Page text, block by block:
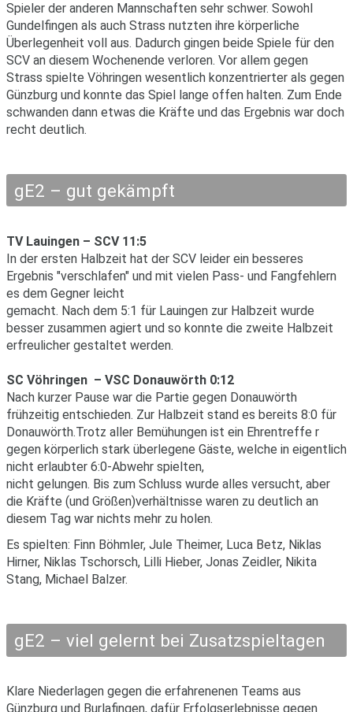
Spieler der anderen Mannschaften sehr schwer. Sowohl
Gundelfingen als auch Strass nutzten ihre körperliche
Überlegenheit voll aus. Dadurch gingen beide Spiele für den
SCV an diesem Wochenende verloren. Vor allem gegen
Strass spielte Vöhringen wesentlich konzentrierter als gegen
Günzburg und konnte das Spiel lange offen halten. Zum Ende
schwanden dann etwas die Kräfte und das Ergebnis war doch
recht deutlich.
gE2 – gut gekämpft
TV Lauingen – SCV 11:5
In der ersten Halbzeit hat der SCV leider ein besseres
Ergebnis "verschlafen" und mit vielen Pass- und Fangfehlern
es dem Gegner leicht
gemacht. Nach dem 5:1 für Lauingen zur Halbzeit wurde
besser zusammen agiert und so konnte die zweite Halbzeit
erfreulicher gestaltet werden.
SC Vöhringen – VSC Donauwörth 0:12
Nach kurzer Pause war die Partie gegen Donauwörth
frühzeitig entschieden. Zur Halbzeit stand es bereits 8:0 für
Donauwörth.Trotz aller Bemühungen ist ein Ehrentreffe r
gegen körperlich stark überlegene Gäste, welche in eigentlich
nicht erlaubter 6:0-Abwehr spielten,
nicht gelungen. Bis zum Schluss wurde alles versucht, aber
die Kräfte (und Größen)verhältnisse waren zu deutlich an
diesem Tag war nichts mehr zu holen.
Es spielten: Finn Böhmler, Jule Theimer, Luca Betz, Niklas
Hirner, Niklas Tschorsch, Lilli Hieber, Jonas Zeidler, Nikita
Stang, Michael Balzer.
gE2 – viel gelernt bei Zusatzspieltagen
Klare Niederlagen gegen die erfahrenenen Teams aus
Günzburg und Burlafingen, dafür Erfolgserlebnisse gegen